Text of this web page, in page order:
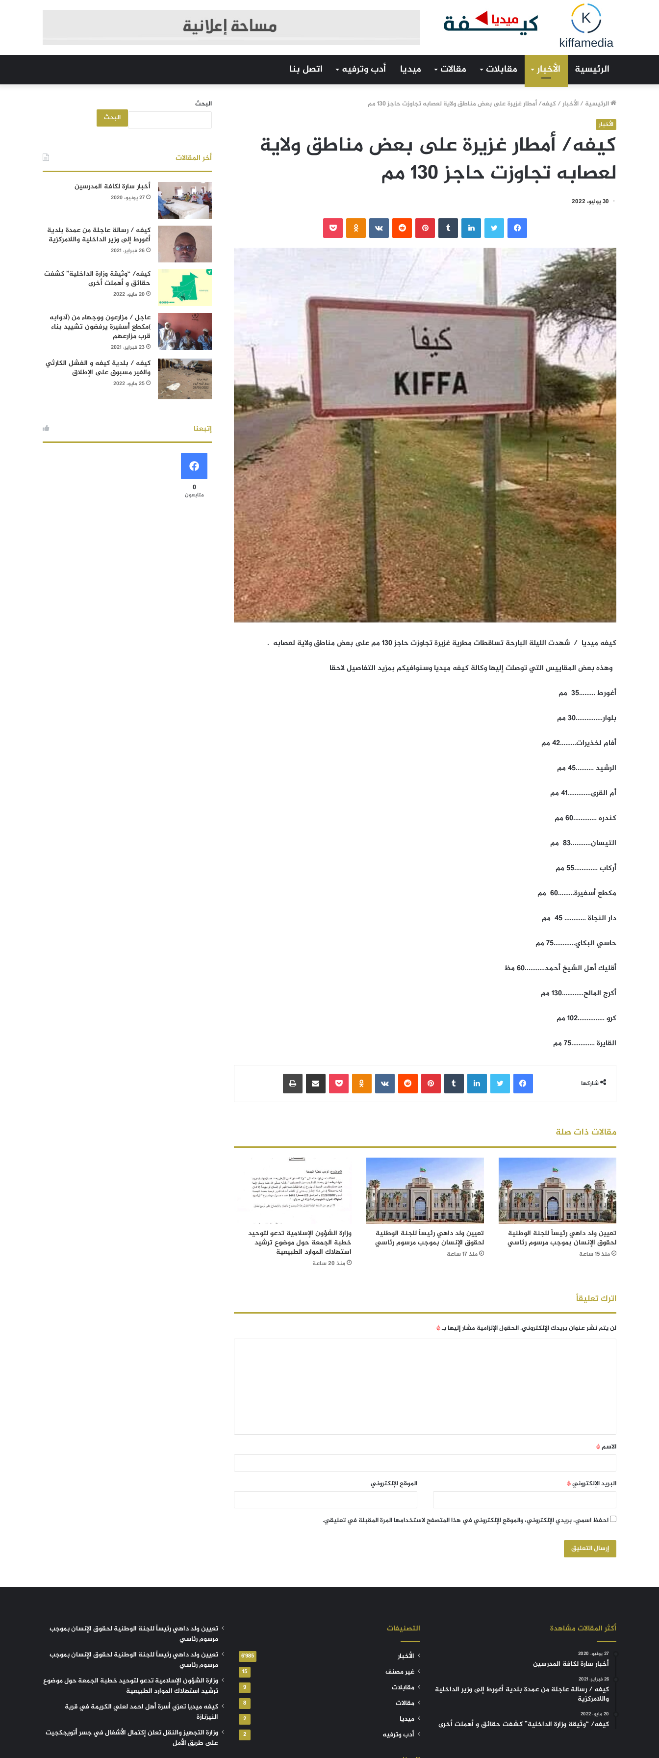
الرئيسية الأخبار مقابلات مقالات ميديا أدب وترفيه اتصل بنا
الرئيسية /الأخبار/كيفه/ أمطار غزيرة على بعض مناطق ولاية لعصابه تجاوزت حاجز 130 مم
الأخبار
كيفه/ أمطار غزيرة على بعض مناطق ولاية
لعصابه تجاوزت حاجز 130 مم
30 يوليو، 2022
فيسبوك لينكدإن بينتيريست
كيفه ميديا / شهدت الليلة البارحة تساقطات مطرية غزيرة تجاوزت حاجز 130 مم على بعض مناطق ولاية لعصابه .
وهذه بعض المقاييس التي توصلت إليها وكالة كيفه ميديا وسنوافيكم بمزيد التفاصيل لاحقا
أغورط ………35 مم
بلوار……………30 مم
أفام لخذيرات………42 مم
الرشيد ……….45 مم
أم القرى………….41 مم
كندره ………….60 مم
التيسان………..83 مم
أركاب ………….55 مم
مكطع أسفيرة………60 مم
دار النجاة ………… 45 مم
حاسي البكاي…………75 مم
أقليك أهل الشيخ أحمد………..60 مظ
أكرج المالح…………130 مم
كرو ……………102 مم
القايرة ………….75 مم
شاركها
فيسبوك لينكدإن بينتيريست بوكيت مشاركة عبر البريد
مقالات ذات صلة
تعيين ولد داهي رئيساً للجنة الوطنية
لحقوق الإنسان بموجب مرسوم رئاسي
منذ 15 ساعة
تعيين ولد داهي رئيساً للجنة الوطنية
لحقوق الإنسان بموجب مرسوم رئاسي
منذ 17 ساعة
وزارة الشؤون الإسلامية تدعو لتوحيد
خطبة الجمعة حول موضوع ترشيد
استهلاك الموارد الطبيعية
منذ 20 ساعة
اترك تعليقاً
لن يتم نشر عنوان بريدك الإلكتروني.الحقول الإلزامية مشار إليها بـ*
الاسم*
البريد الإلكتروني* الموقع الإلكتروني
احفظ اسمي، بريدي الإلكتروني، والموقع الإلكتروني في هذا المتصفح لاستخدامها المرة المقبلة في تعليقي.
البحث
البحث
أخر المقالات
أخبار سارة لكافة المدرسين
27 يونيو، 2020
كيفه / رسالة عاجلة من عمدة بلدية
أغورط إلى وزير الداخلية واللامركزية
26 فبراير، 2021
كيفه/ “وثيقة وزارة الداخلية” كشفت
حقائق و أهملت أخرى
20 مايو، 2022
عاجل / مزارعون ووجهاء من (آدوابه
)مكطع أسفيرة يرفضون تشييد بناء
قرب مزارعهم
23 فبراير، 2021
كيفه / بلدية كيفه و الفشل الكارثي
والغير مسبوق على الإطلاق
25 مايو، 2022
إتبعنا
0
متابعون
أكثر المقالات مشاهدة
27 يونيو، 2020
أخبار سارة لكافة المدرسين
26 فبراير، 2021
كيفه / رسالة عاجلة من عمدة بلدية أغورط إلى وزير الداخلية
واللامركزية
20 مايو، 2022
كيفه/ “وثيقة وزارة الداخلية” كشفت حقائق و أهملت أخرى
التصنيفات
الأخبار 6٬985
غير مصنف 15
مقابلات 9
مقالات 8
ميديا 2
أدب وترفيه 2
تعيين ولد داهي رئيساً للجنة الوطنية لحقوق الإنسان بموجب
مرسوم رئاسي
تعيين ولد داهي رئيساً للجنة الوطنية لحقوق الإنسان بموجب
مرسوم رئاسي
وزارة الشؤون الإسلامية تدعو لتوحيد خطبة الجمعة حول موضوع
ترشيد استهلاك الموارد الطبيعية
كيفه ميديا تعزي أسرة أهل احمد لعلي الكريمة في قرية
النيزنازة
وزارة التجهيز والنقل تعلن إكتمال الأشغال في جسر أتويجكجيت
على طريق الأمل